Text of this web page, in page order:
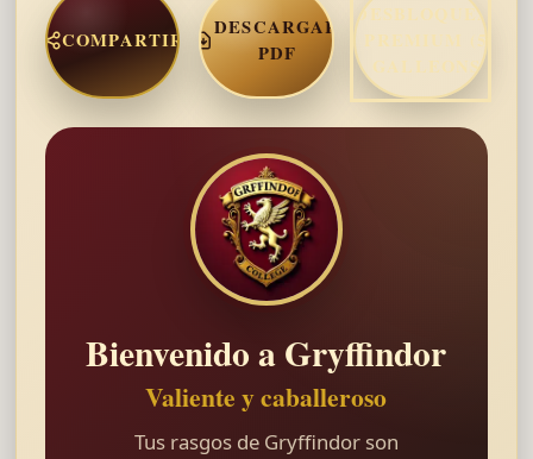
COMPARTIR
DESCARGAR
PDF
DESBLOQUEAR
PREMIUM (50
GALLEONS)
Bienvenido a Gryffindor
Valiente y caballeroso
Tus rasgos de Gryffindor son